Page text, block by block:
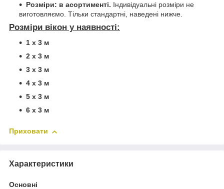
Розміри: в асортименті. Індивідуальні розміри не
виготовляємо. Тільки стандартні, наведені нижче.
Розміри вікон у наявності:
1 х 3 м
2 х 3 м
3 х 3 м
4 х 3 м
5 х 3 м
6 х 3 м
Приховати
Характеристики
Основні